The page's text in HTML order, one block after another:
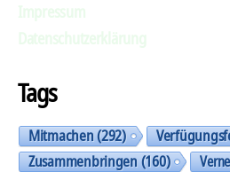
Tags
Mitmachen(292)
Zusammenbringen(160)